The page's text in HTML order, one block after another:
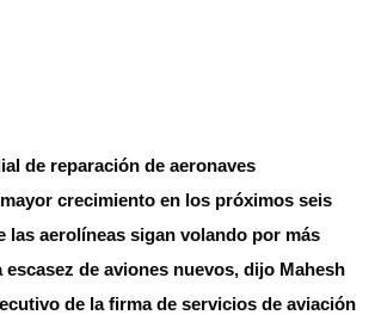
de reparación de aeronaves
crecimiento en los próximos seis
las aerolíneas sigan volando por más
de aviones nuevos, dijo Mahesh
de la firma de servicios de aviación